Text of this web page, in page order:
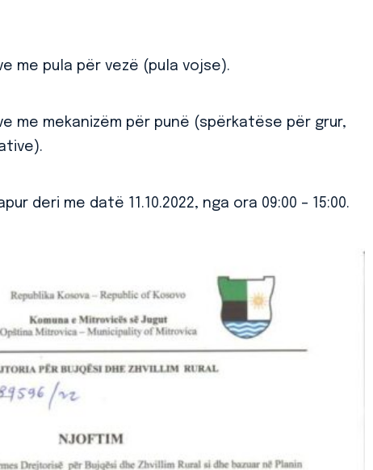
me pula për vezë (pula vojse).
me mekanizëm për punë (spërkatëse për grur,
deri me datë 11.10.2022, nga ora 09:00 – 15:00.